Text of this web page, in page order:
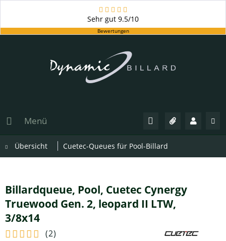
Sehr gut 9.5/10
Bewertungen
Menü
Übersicht Cuetec-Queues für Pool-Billard
Billardqueue, Pool, Cuetec Cynergy
Truewood Gen. 2, leopard II LTW,
3/8x14
(2)